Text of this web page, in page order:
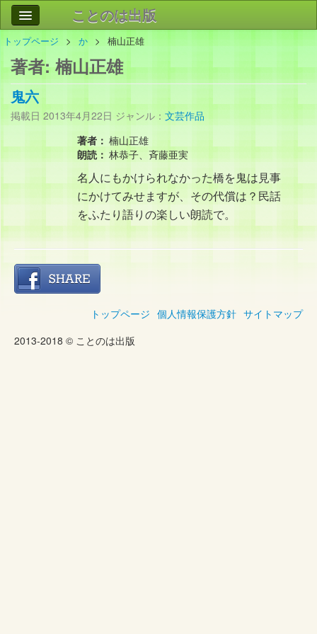
ことのは出版
作品
事業案内
会社情報
お問い合わせ
トップページ か 楠山正雄
著者:楠山正雄
鬼六
掲載日 2013年4月22日 ジャンル： 文芸作品
著者： 楠山正雄
朗読： 林恭子、斉藤亜実
名人にもかけられなかった橋を鬼は見事
にかけてみせますが、その代償は？民話
をふたり語りの楽しい朗読で。
トップページ 個人情報保護方針 サイトマップ
2013-2018 © ことのは出版